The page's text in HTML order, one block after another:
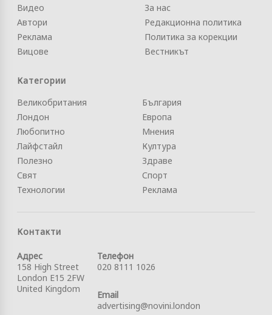
Видео
Автори
Реклама
Вицове
За нас
Редакционна политика
Политика за корекции
Вестникът
Категории
Великобритания
Лондон
Любопитно
Лайфстайл
Полезно
Свят
Технологии
България
Европа
Мнения
Култура
Здраве
Спорт
Реклама
Контакти
Адрес
158 High Street
London E15 2FW
United Kingdom
Телефон
020 8111 1026
Email
advertising@novini.london